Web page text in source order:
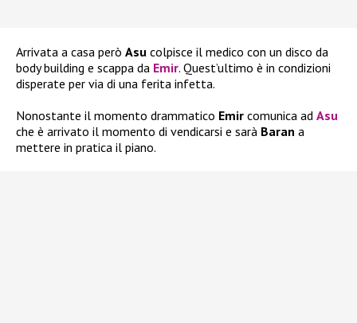
Arrivata a casa però Asu colpisce il medico con un disco da
body building e scappa da Emir. Quest’ultimo è in condizioni
disperate per via di una ferita infetta.
Nonostante il momento drammatico Emir comunica ad Asu
che è arrivato il momento di vendicarsi e sarà Baran a
mettere in pratica il piano.